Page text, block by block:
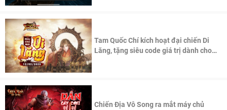
Tam Quốc Chí kích hoạt đại chiến Di
Lăng, tặng siêu code giá trị dành cho
Chiến Địa Vô Song ra mắt máy chủ